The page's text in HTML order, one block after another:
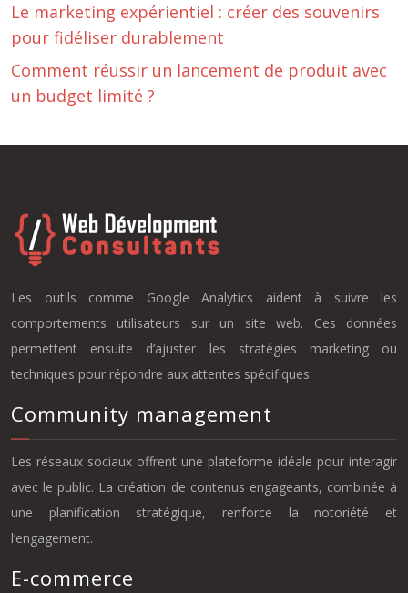
Le marketing expérientiel : créer des souvenirs
pour fidéliser durablement
Comment réussir un lancement de produit avec
un budget limité ?
Les outils comme Google Analytics aident à suivre les
comportements utilisateurs sur un site web. Ces données
permettent ensuite d’ajuster les stratégies marketing ou
techniques pour répondre aux attentes spécifiques.
Community management
Les réseaux sociaux offrent une plateforme idéale pour interagir
avec le public. La création de contenus engageants, combinée à
une planification stratégique, renforce la notoriété et
l’engagement.
E-commerce